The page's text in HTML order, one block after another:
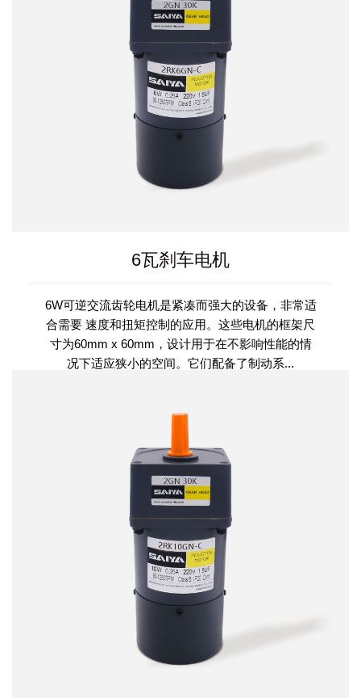
6瓦刹车电机
6W可逆交流齿轮电机是紧凑而强大的设备，非常适
合需要 速度和扭矩控制的应用。这些电机的框架尺
寸为60mm x 60mm，设计用于在不影响性能的情
况下适应狭小的空间。它们配备了制动系...